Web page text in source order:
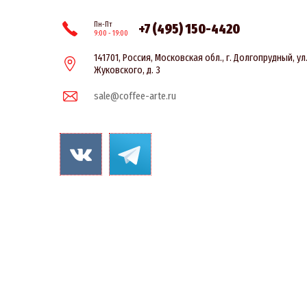
Пн-Пт
9:00 - 19:00
+7 (495) 150-4420
141701, Россия, Московская обл., г. Долгопрудный, ул.
Жуковского, д. 3
sale@coffee-arte.ru